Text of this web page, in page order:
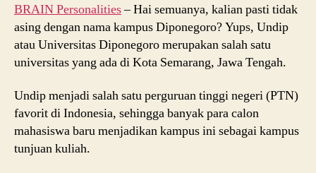
BRAIN Personalities– Hai semuanya, kalian pasti tidak
asing dengan nama kampus Diponegoro? Yups, Undip
atau Universitas Diponegoro merupakan salah satu
universitas yang ada di Kota Semarang, Jawa Tengah.
Undip menjadi salah satu perguruan tinggi negeri (PTN)
favorit di Indonesia, sehingga banyak para calon
mahasiswa baru menjadikan kampus ini sebagai kampus
tunjuan kuliah.